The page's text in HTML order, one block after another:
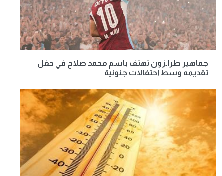
جماهير طرابزون تهتف باسم محمد صلاح في حفل
تقديمه وسط احتفالات جنونية